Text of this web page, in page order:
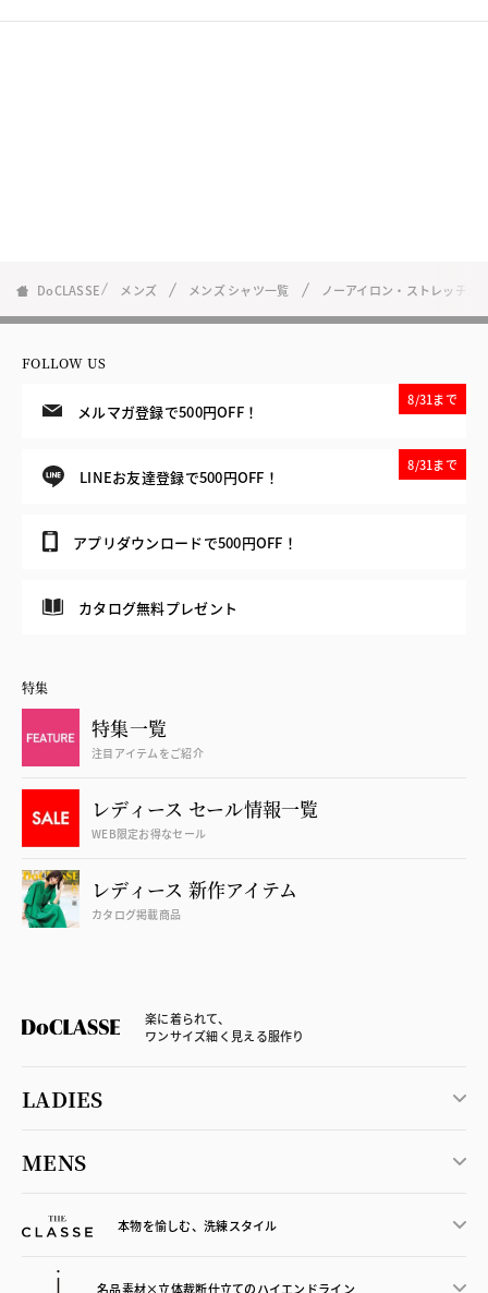
DoCLASSE メンズ メンズ シャツ一覧 ノーアイロン・ストレッチシ
FOLLOW US
メルマガ登録で500円OFF！
8/31まで
LINEお友達登録で500円OFF！
8/31まで
アプリダウンロードで500円OFF！
カタログ無料プレゼント
特集
特集一覧
注目アイテムをご紹介
レディース セール情報一覧
WEB限定お得なセール
レディース 新作アイテム
カタログ掲載商品
楽に着られて、
ワンサイズ細く見える服作り
LADIES
MENS
本物を愉しむ、洗練スタイル
名品素材×立体裁断仕立てのハイエンドライン